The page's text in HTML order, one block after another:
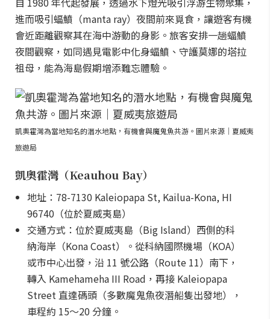
進而吸引蝠鱝（manta ray）夜間前來覓食，讓遊客有機
會近距離觀察其在海中游動的身影。旅客安排一趟蝠鱝
夜間觀察，如同遇見電影中化身蝠鱝、守護莫娜的塔拉
祖母，能為海島假期增添難忘體驗。
凱奧霍灣為當地知名的潛水地點，有機會與魔鬼魚共游。圖片來源｜夏威夷
旅遊局
凱奧霍灣（Keauhou Bay）
地址：78-7130 Kaleiopapa St, Kailua-Kona, HI
96740（位於夏威夷島）
交通方式：位於夏威夷島（Big Island）西側的科
納海岸（Kona Coast）。從科納國際機場（KOA）
或市中心出發，沿 11 號公路（Route 11）南下，
轉入 Kamehameha III Road，再接 Kaleiopapa
Street 直達碼頭（多數魔鬼魚夜潛船隻出發地），
車程約 15～20 分鐘。